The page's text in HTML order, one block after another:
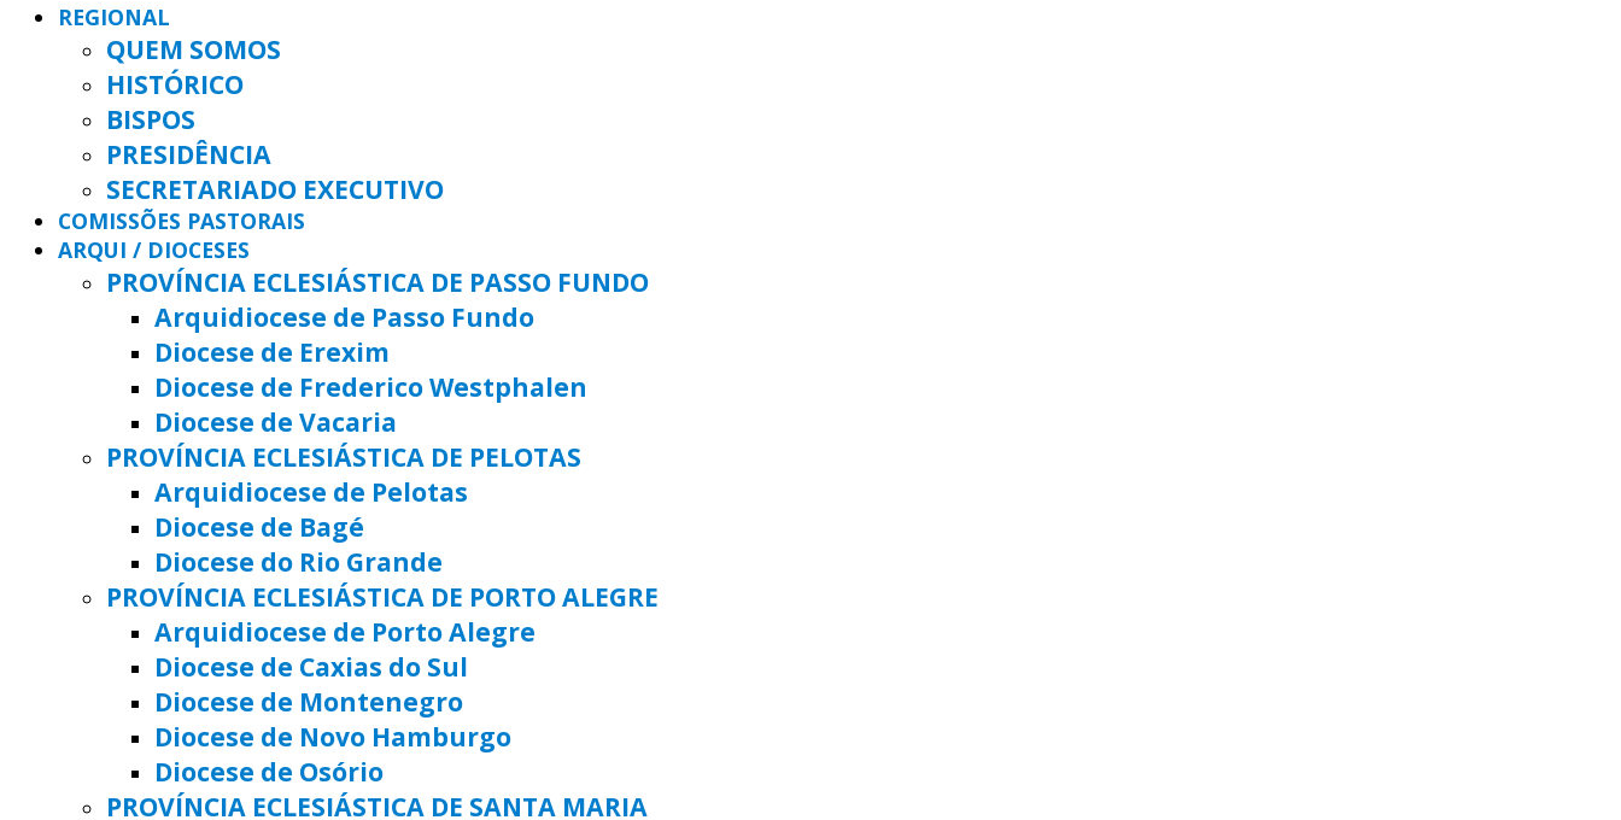
REGIONAL
QUEM SOMOS
HISTÓRICO
BISPOS
PRESIDÊNCIA
SECRETARIADO EXECUTIVO
COMISSÕES PASTORAIS
ARQUI / DIOCESES
PROVÍNCIA ECLESIÁSTICA DE PASSO FUNDO
Arquidiocese de Passo Fundo
Diocese de Erexim
Diocese de Frederico Westphalen
Diocese de Vacaria
PROVÍNCIA ECLESIÁSTICA DE PELOTAS
Arquidiocese de Pelotas
Diocese de Bagé
Diocese do Rio Grande
PROVÍNCIA ECLESIÁSTICA DE PORTO ALEGRE
Arquidiocese de Porto Alegre
Diocese de Caxias do Sul
Diocese de Montenegro
Diocese de Novo Hamburgo
Diocese de Osório
PROVÍNCIA ECLESIÁSTICA DE SANTA MARIA